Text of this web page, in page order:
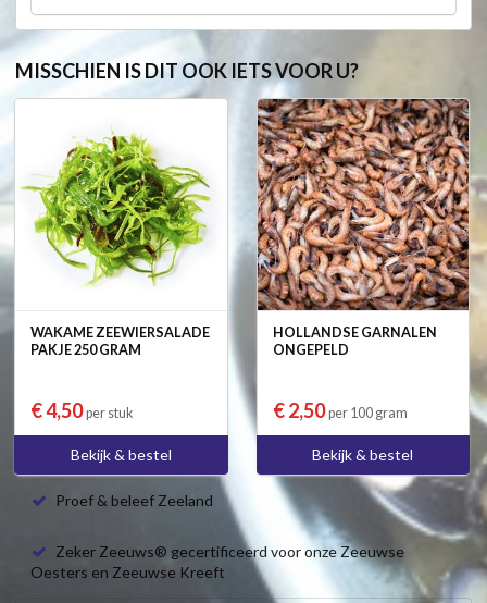
MISSCHIEN IS DIT OOK IETS VOOR U?
WAKAME ZEEWIERSALADE
PAKJE 250 GRAM
€ 4,50per stuk
Bekijk & bestel
HOLLANDSE GARNALEN
ONGEPELD
€ 2,50per 100 gram
Bekijk & bestel
Proef & beleef Zeeland
Zeker Zeeuws® gecertificeerd voor onze Zeeuwse
Oesters en Zeeuwse Kreeft